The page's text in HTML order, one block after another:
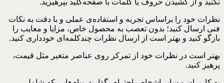
نکنید و از کشیدن حروف یا کلمات با صفحه‌کلید بپرهیزید.
نظرات خود را براساس تجربه و استفاده‌ی عملی و با دقت به نکات
فنی ارسال کنید؛ بدون تعصب به محصول خاص، مزایا و معایب را
بازگو کنید و بهتر است از ارسال نظرات چندکلمه‌‌ای خودداری کنید.
بهتر است در نظرات خود از تمرکز روی عناصر متغیر مثل قیمت،
پرهیز کنید.